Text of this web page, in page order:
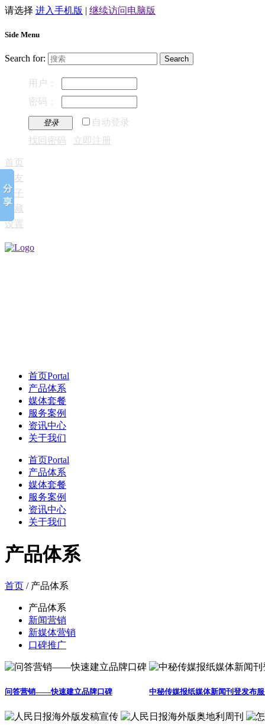
请选择 进入手机版 | 继续访问电脑版
Side Menu
Search for:
用户：
密码：
登录
自动登录
找回密码
立即注册
首页
好友
帖子
收藏
设置
首页Portal
产品体系
媒体套餐
服务案例
资讯中心
关于我们
首页Portal
产品体系
媒体套餐
服务案例
资讯中心
关于我们
产品体系
首页 / 产品体系
产品体系
新闻营销
新媒体营销
口碑推广
问答营销——快速建立品牌口碑 中秘传媒报纸媒体新闻刊登发布